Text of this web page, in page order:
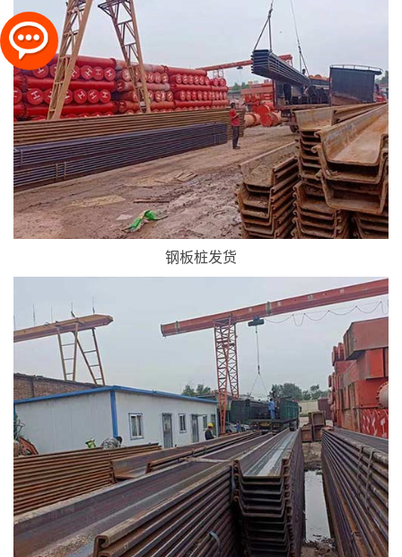
钢板桩发货